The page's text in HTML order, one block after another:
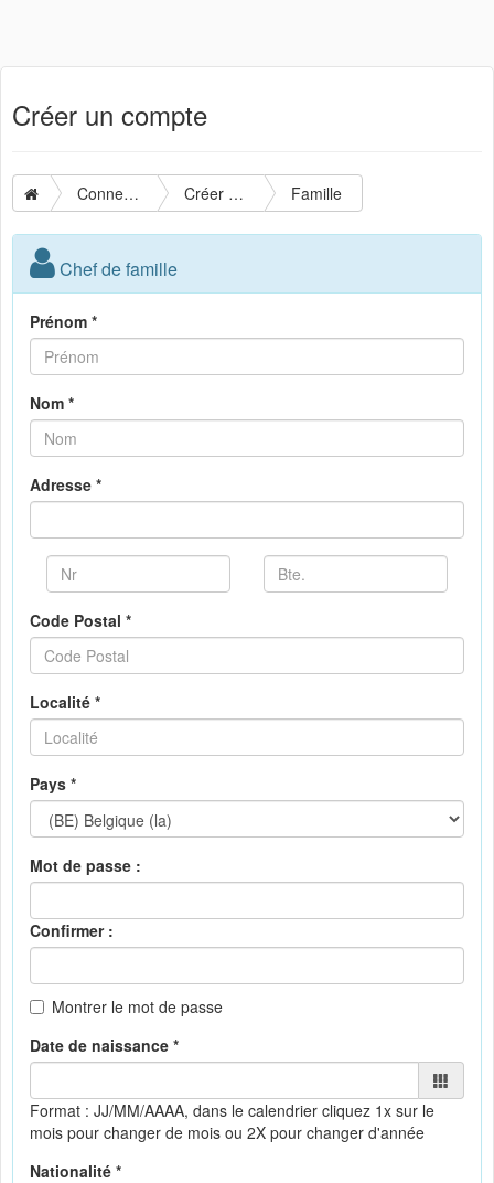
Créer un compte
Connexion Créer un compte Famille
Chef de famille
Prénom *
Nom *
Adresse *
Code Postal *
Localité *
Pays *
Mot de passe :
Confirmer :
Montrer le mot de passe
Date de naissance *
Format : JJ/MM/AAAA, dans le calendrier cliquez 1x sur le
mois pour changer de mois ou 2X pour changer d'année
Nationalité *